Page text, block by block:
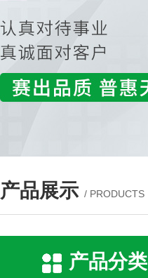
产品展示 / PRODUCTS
产品分类